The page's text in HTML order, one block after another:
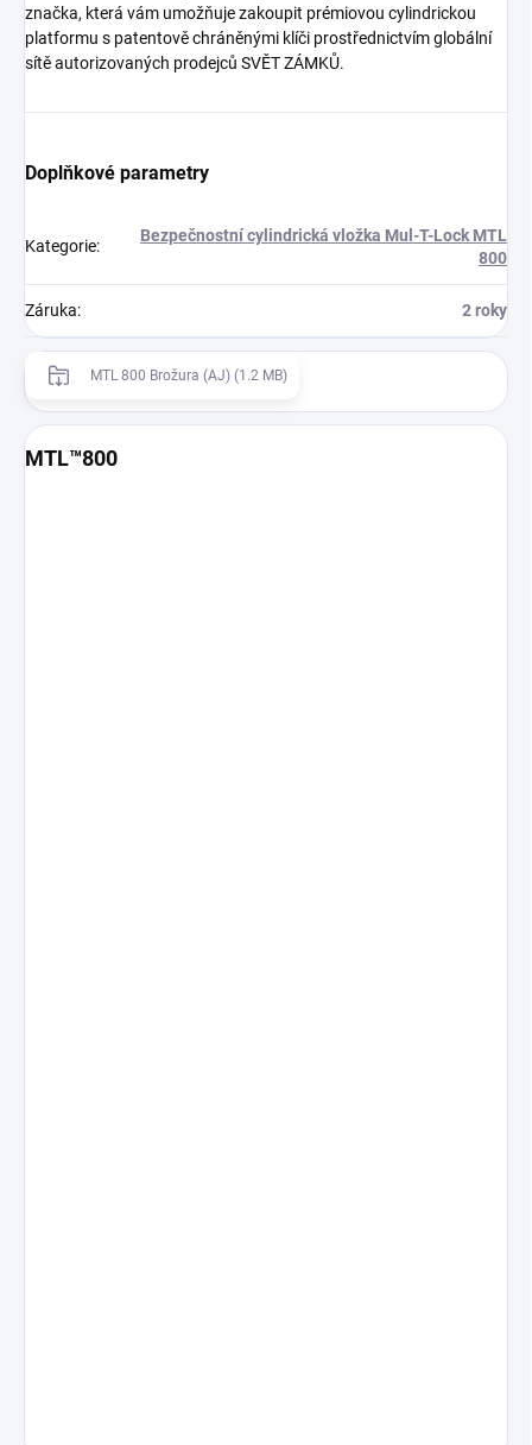
značka, která vám umožňuje zakoupit prémiovou cylindrickou
platformu s patentově chráněnými klíči prostřednictvím globální
sítě autorizovaných prodejců SVĚT ZÁMKŮ.
Doplňkové parametry
Kategorie:
Bezpečnostní cylindrická vložka Mul-T-Lock MTL
800
Záruka: 2 roky
MTL 800 Brožura (AJ) (1.2 MB)
MTL™800